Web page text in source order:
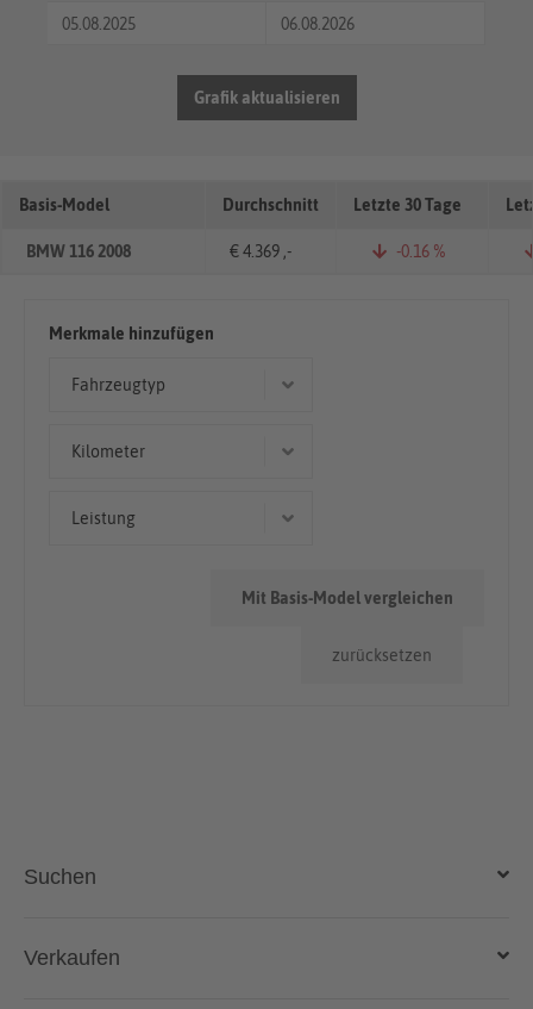
Grafik aktualisieren
Basis-Model Durchschnitt Letzte 30 Tage
BMW 116 2008 € 4.369 ,- -0.16 %
Merkmale hinzufügen
Fahrzeugtyp
Limousine
Kilometer
Leistung
zurücksetzen
Mit Basis-Model vergleichen
Suchen
Auto kaufen
Verkaufen